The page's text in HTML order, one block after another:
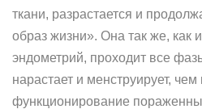
ткани, разрастается и
образ жизни». Она так же, как
эндометрий, проходит все
нарастает и менструирует,
функционирование